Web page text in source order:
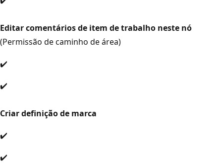
Editar comentários de item de trabalho neste nó
(Permissão de caminho de área)
✔️
✔️
Criar definição de marca
✔️
✔️